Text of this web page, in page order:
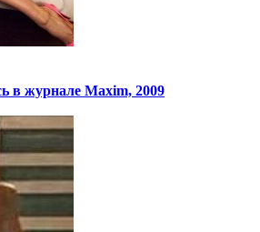
в журнале Maxim, 2009